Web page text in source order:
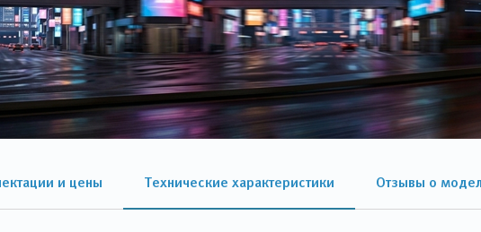
и цены Технические характеристики Отзывы о